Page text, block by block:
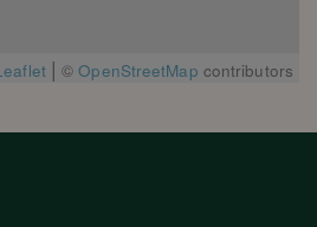
| ©OpenStreetMap contributors